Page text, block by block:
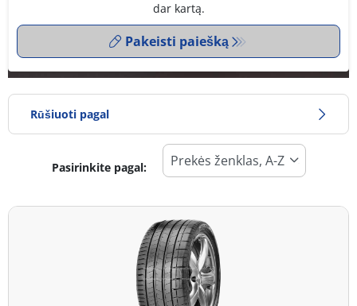
dar kartą.
Pakeisti paiešką
Rūšiuoti pagal
Padangos tipas
Visi tipai (28)
Visi sezonai (0)
Pasirinkite pagal: